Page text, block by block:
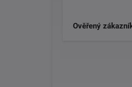
Ověřený